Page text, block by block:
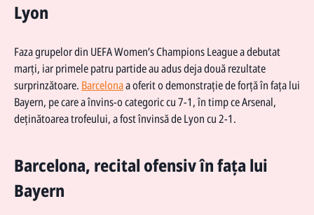
Lyon
Faza grupelor din UEFA Women’s Champions League a debutat
marți, iar primele patru partide au adus deja două rezultate
surprinzătoare. Barcelonaa oferit o demonstrație de forță în fața lui
Bayern, pe care a învins-o categoric cu 7-1, în timp ce Arsenal,
deținătoarea trofeului, a fost învinsă de Lyon cu 2-1.
Barcelona, recital ofensiv în fața lui
Bayern